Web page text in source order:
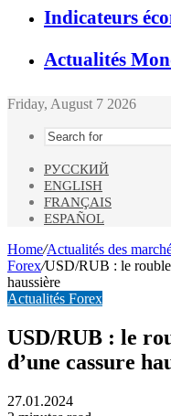
Indicateurs
Actualités
Friday, August 7 2026
РУССКИЙ
ENGLISH
FRANÇAIS
ESPAÑOL
Home/Actualités des
Forex/USD/RUB : le rouble
haussière
Actualités Forex
USD/RUB : le
d’une cassure
27.01.2024